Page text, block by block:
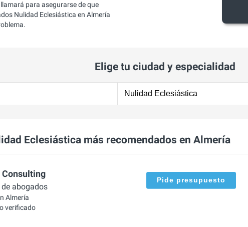
para asegurarse de que
Nulidad Eclesiástica en Almería
Elige tu ciudad y especialidad
Eclesiástica más recomendados en Almería
Consulting
abogados
Almería
verificado
Pide presupuesto